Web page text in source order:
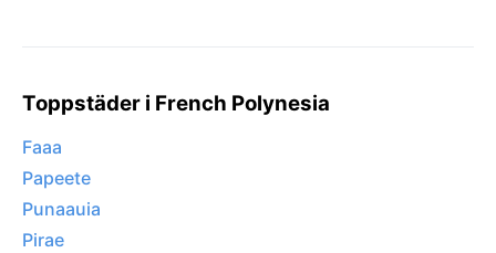
Toppstäder i French Polynesia
Faaa
Papeete
Punaauia
Pirae